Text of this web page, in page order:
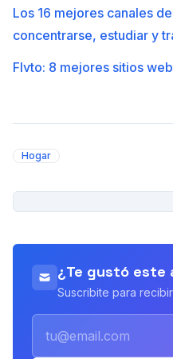
Los 16 mejores canales
concentrarse, estudiar y
Flvto: 8 mejores sitios
Hogar
¿Te gustó este
Suscribite para